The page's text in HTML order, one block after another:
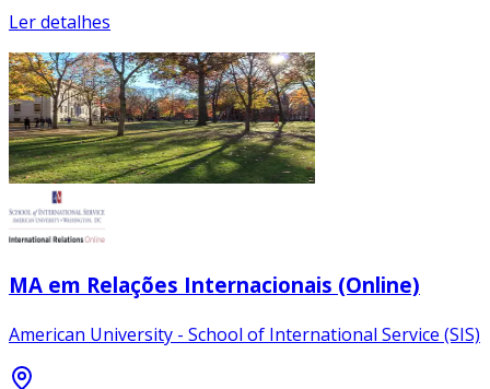
Ler detalhes
MA em Relações Internacionais (Online)
American University - School of International Service (SIS)